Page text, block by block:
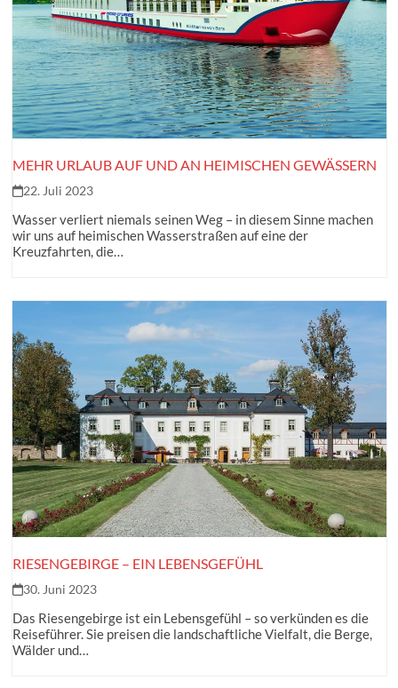
MEHR URLAUB AUF UND AN HEIMISCHEN GEWÄSSERN
22. Juli 2023
Wasser verliert niemals seinen Weg – in diesem Sinne machen
wir uns auf heimischen Wasserstraßen auf eine der
Kreuzfahrten, die…
RIESENGEBIRGE – EIN LEBENSGEFÜHL
30. Juni 2023
Das Riesengebirge ist ein Lebensgefühl – so verkünden es die
Reiseführer. Sie preisen die landschaftliche Vielfalt, die Berge,
Wälder und…